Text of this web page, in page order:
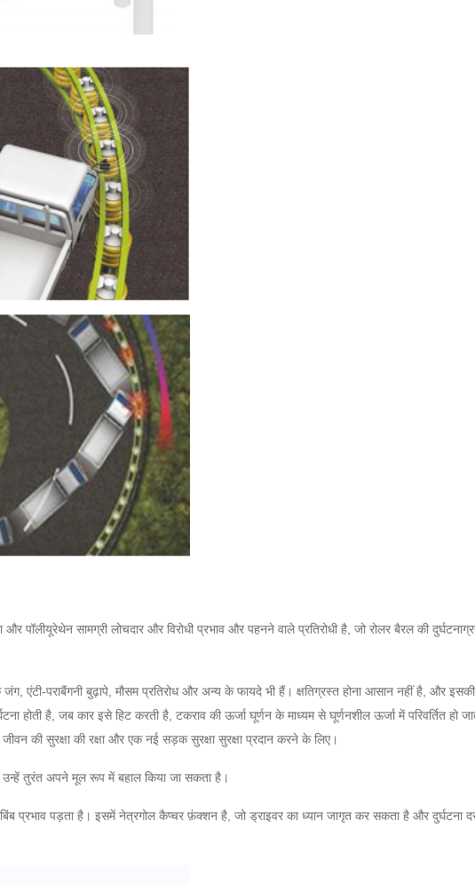
पॉलीयूरेथेन सामग्री लोचदार और विरोधी प्रभाव और पहनने वाले प्रतिरोधी है, जो रोलर बैरल की
एंटी-पराबैंगनी बुढ़ापे, मौसम प्रतिरोध और अन्य के फायदे भी हैं। क्षतिग्रस्त होना आसान नहीं है, और
होती है, जब कार इसे हिट करती है, टकराव की ऊर्जा घूर्णन के माध्यम से घूर्णनशील ऊर्जा में परिवर्तित हो
जीवन की सुरक्षा की रक्षा और एक नई सड़क सुरक्षा सुरक्षा प्रदान करने के लिए।
उन्हें तुरंत अपने मूल रूप में बहाल किया जा सकता है।
प्रभाव पड़ता है। इसमें नेत्रगोल कैप्चर फ़ंक्शन है, जो ड्राइवर का ध्यान जागृत कर सकता है और दुर्घटना